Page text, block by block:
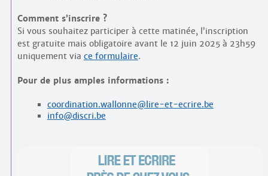
Comment s’inscrire ?
Si vous souhaitez participer à cette matinée, l’inscription
est gratuite mais obligatoire avant le 12 juin 2025 à 23h59
uniquement via ce formulaire.
Pour de plus amples informations :
coordination.wallonne@lire-et-ecrire.be
info@discri.be